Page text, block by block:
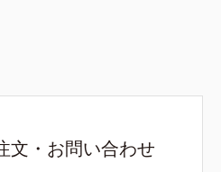
文・お問い合わせ